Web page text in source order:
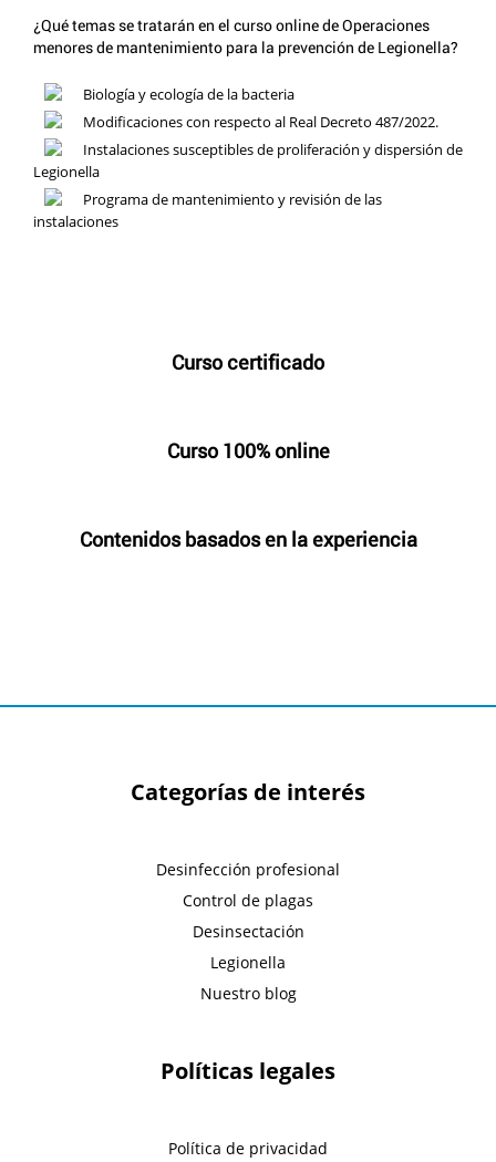
¿Qué temas se tratarán en el curso online de Operaciones
menores de mantenimiento para la prevención de Legionella?
Biología y ecología de la bacteria
Modificaciones con respecto al Real Decreto 487/2022.
Instalaciones susceptibles de proliferación y dispersión de
Legionella
Programa de mantenimiento y revisión de las
instalaciones
Curso certificado
Curso 100% online
Contenidos basados en la experiencia
Categorías de interés
Desinfección profesional
Control de plagas
Desinsectación
Legionella
Nuestro blog
Políticas legales
Política de privacidad